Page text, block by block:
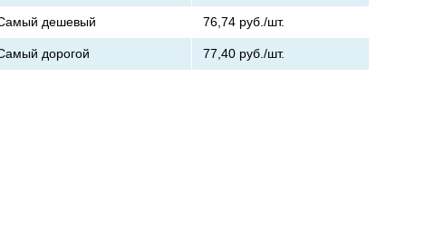
дешевый 76,74 руб./шт.
дорогой 77,40 руб./шт.